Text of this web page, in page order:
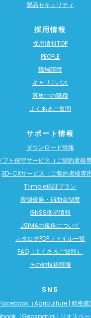
製品セキュリティ
採用情報
採用情報TOP
PEOPLE
職場環境
キャリアパス
募集中の職種
よくあるご質問
サポート情報
ダウンロード情報
フト保守サービス（ご契約者様専
3D-CXサービス（ご契約者様専用
Trimble保証プラン
税制優遇・補助金制度
GNSS衛星情報
JSIMAの規格について
カタログPDFファイル一覧
FAQ（よくあるご質問）
その他技術情報
SNS
（Agriculture | 精密農